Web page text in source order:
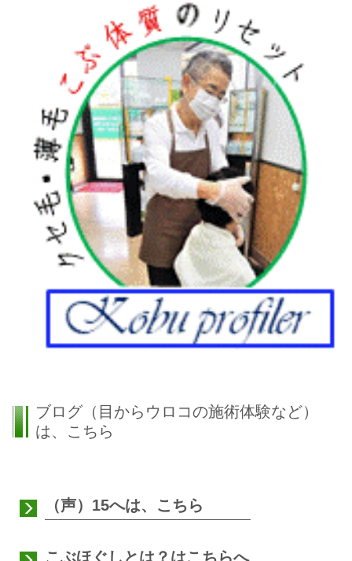
ブログ（目からウロコの施術体験など）
は、こちら
（声）15へは、こちら
こぶほぐしとは？はこちらへ